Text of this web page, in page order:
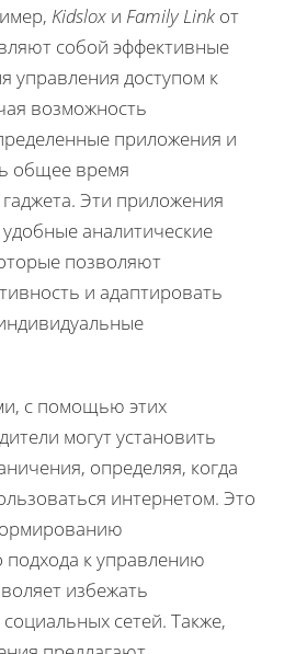
Kidslox и Family Link от
собой эффективные
управления доступом к
возможность
приложения и
общее время
Эти приложения
аналитические
позволяют
и адаптировать
с помощью этих
могут установить
определяя, когда
интернетом. Это
подхода к управлению
избежать
сетей. Также,